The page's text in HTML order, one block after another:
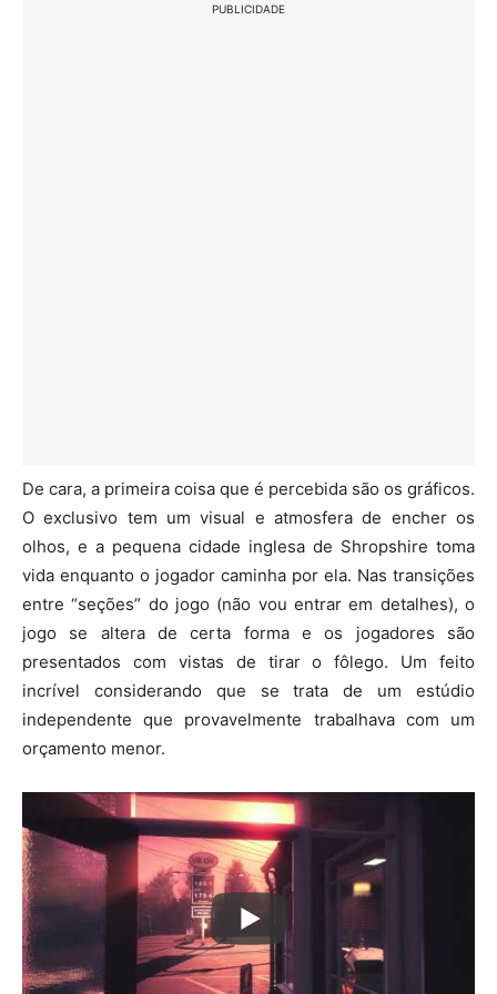
PUBLICIDADE
De cara, a primeira coisa que é percebida são os gráficos.
O exclusivo tem um visual e atmosfera de encher os
olhos, e a pequena cidade inglesa de Shropshire toma
vida enquanto o jogador caminha por ela. Nas transições
entre “seções” do jogo (não vou entrar em detalhes), o
jogo se altera de certa forma e os jogadores são
presentados com vistas de tirar o fôlego. Um feito
incrível considerando que se trata de um estúdio
independente que provavelmente trabalhava com um
orçamento menor.